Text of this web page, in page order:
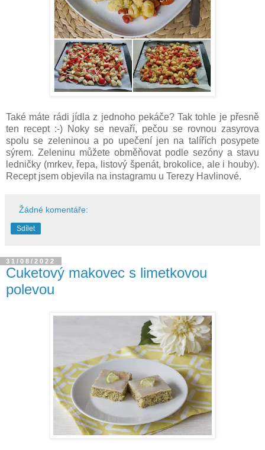
Také máte rádi jídla z jednoho pekáče? Tak tohle je přesně
ten recept :-) Noky se nevaří, pečou se rovnou zasyrova
spolu se zeleninou a po upečení jen na talířích posypete
sýrem. Zeleninu můžete obměňovat podle sezóny a stavu
ledničky (mrkev, řepa, listový špenát, brokolice, ale i houby).
Recept jsem objevila na instagramu u Terezy Havlinové.
Žádné komentáře:
Sdílet
31/08/2022
Cuketový makovec s limetkovou
polevou